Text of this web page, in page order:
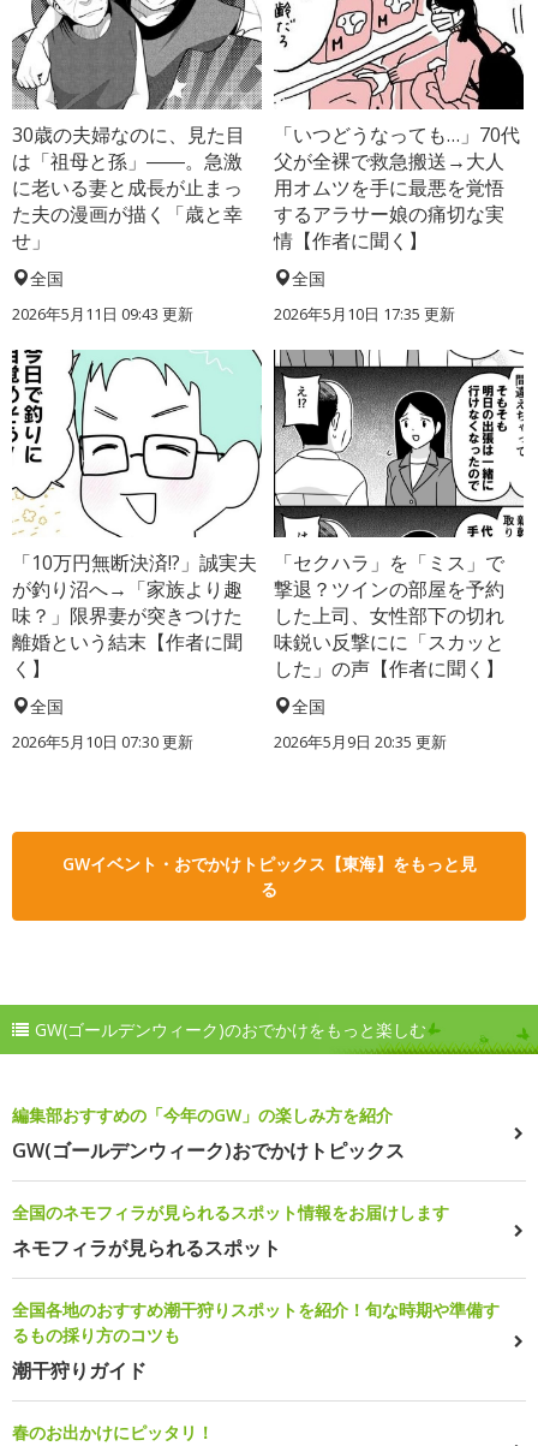
30歳の夫婦なのに、見た目
は「祖母と孫」――。急激
に老いる妻と成長が止まっ
た夫の漫画が描く「歳と幸
せ」
全国
2026年5月11日 09:43 更新
「いつどうなっても…」70代
父が全裸で救急搬送→大人
用オムツを手に最悪を覚悟
するアラサー娘の痛切な実
情【作者に聞く】
全国
2026年5月10日 17:35 更新
「10万円無断決済!?」誠実夫
が釣り沼へ→「家族より趣
味？」限界妻が突きつけた
離婚という結末【作者に聞
く】
全国
2026年5月10日 07:30 更新
「セクハラ」を「ミス」で
撃退？ツインの部屋を予約
した上司、女性部下の切れ
味鋭い反撃にに「スカッと
した」の声【作者に聞く】
全国
2026年5月9日 20:35 更新
GWイベント・おでかけトピックス【東海】をもっと見
る
GW(ゴールデンウィーク)のおでかけをもっと楽しむ
編集部おすすめの「今年のGW」の楽しみ方を紹介
GW(ゴールデンウィーク)おでかけトピックス
全国のネモフィラが見られるスポット情報をお届けします
ネモフィラが見られるスポット
全国各地のおすすめ潮干狩りスポットを紹介！旬な時期や準備す
るもの採り方のコツも
潮干狩りガイド
春のお出かけにピッタリ！